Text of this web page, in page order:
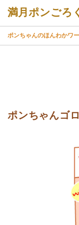
ポンちゃんのほんわかワ
ポンちゃんゴ